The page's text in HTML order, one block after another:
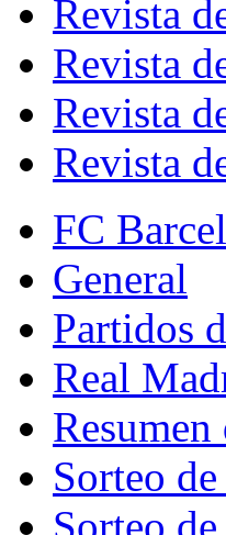
Revista
Revista
Revista
Revista
FC
General
Partidos
Real
Resumen
Sorteo
Sorteo